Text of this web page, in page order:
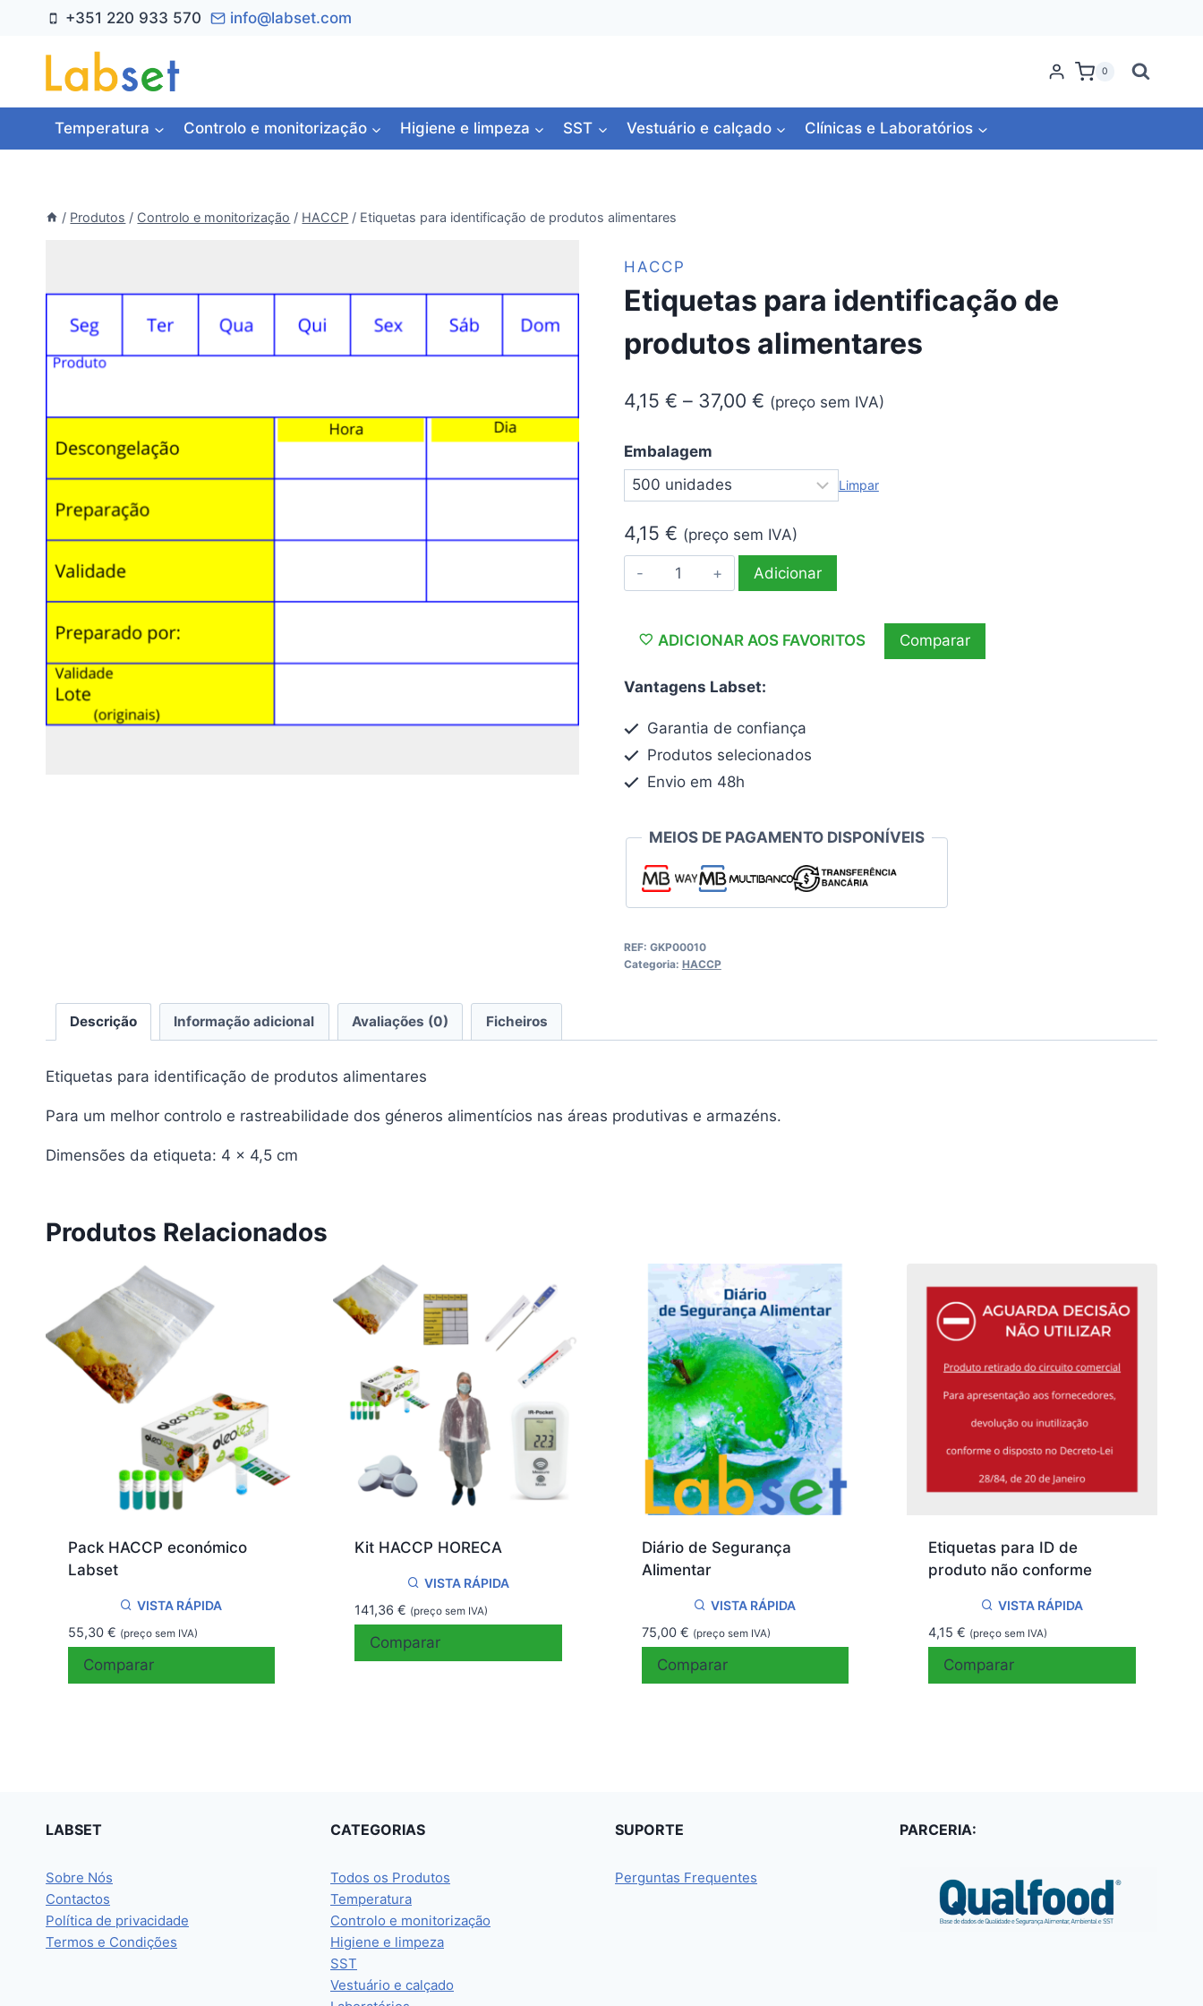
content
+351 220 933 570 info@labset.com
0
Temperatura Controlo e monitorização Higiene e limpeza SST Vestuário e calçado Clínicas e Laboratórios
/ Produtos / Controlo e monitorização / HACCP / Etiquetas para identificação de produtos alimentares
HACCP
Etiquetas para identificação de
produtos alimentares
4,15 € – 37,00 €Price
through
(preço sem IVA)
Embalagem
Limpar
4,15 € (preço sem IVA)
Quantidade
de
para
de
alimentares
Adicionar
ADICIONAR AOS FAVORITOS Comparar
Vantagens Labset:
Garantia de confiança
Produtos selecionados
Envio em 48h
MEIOS DE PAGAMENTO DISPONÍVEIS
REF: GKP00010
Categoria: HACCP
Descrição Informação adicional Avaliações (0) Ficheiros
Etiquetas para identificação de produtos alimentares
Para um melhor controlo e rastreabilidade dos géneros alimentícios nas áreas produtivas e armazéns.
Dimensões da etiqueta: 4 x 4,5 cm
Produtos Relacionados
Pack HACCP económico
Labset
VISTA RÁPIDA
55,30 € (preço sem IVA)
Comparar
Kit HACCP HORECA
VISTA RÁPIDA
141,36 € (preço sem IVA)
Comparar
Diário de Segurança
Alimentar
VISTA RÁPIDA
75,00 € (preço sem IVA)
Comparar
Etiquetas para ID de
produto não conforme
VISTA RÁPIDA
4,15 € (preço sem IVA)
Comparar
LABSET
Sobre Nós
Contactos
Política de privacidade
Termos e Condições
CATEGORIAS
Todos os Produtos
Temperatura
Controlo e monitorização
Higiene e limpeza
SST
Vestuário e calçado
SUPORTE
Perguntas Frequentes
PARCERIA: